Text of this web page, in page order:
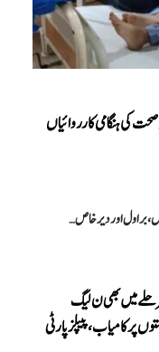
محکمہ صحت کی ہنگامی کارروائیاں
براول اور دیر خاص…
میں بھی ن لیگ
20 میں سے 14 نشستوں پر کامیاب، پیپلزپارٹی